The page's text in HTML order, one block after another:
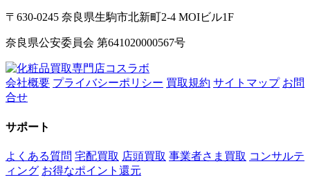
〒630-0245 奈良県生駒市北新町2-4 MOIビル1F
奈良県公安委員会 第641020000567号
会社概要 プライバシーポリシー 買取規約 サイトマップ お問
合せ
サポート
よくある質問 宅配買取 店頭買取 事業者さま買取 コンサルテ
ィング お得なポイント還元